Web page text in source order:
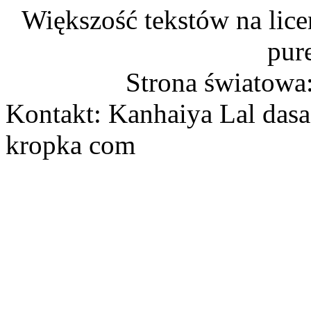
Większość tekstów na
Strona
Kontakt: Kanhaiya Lal
kropka com